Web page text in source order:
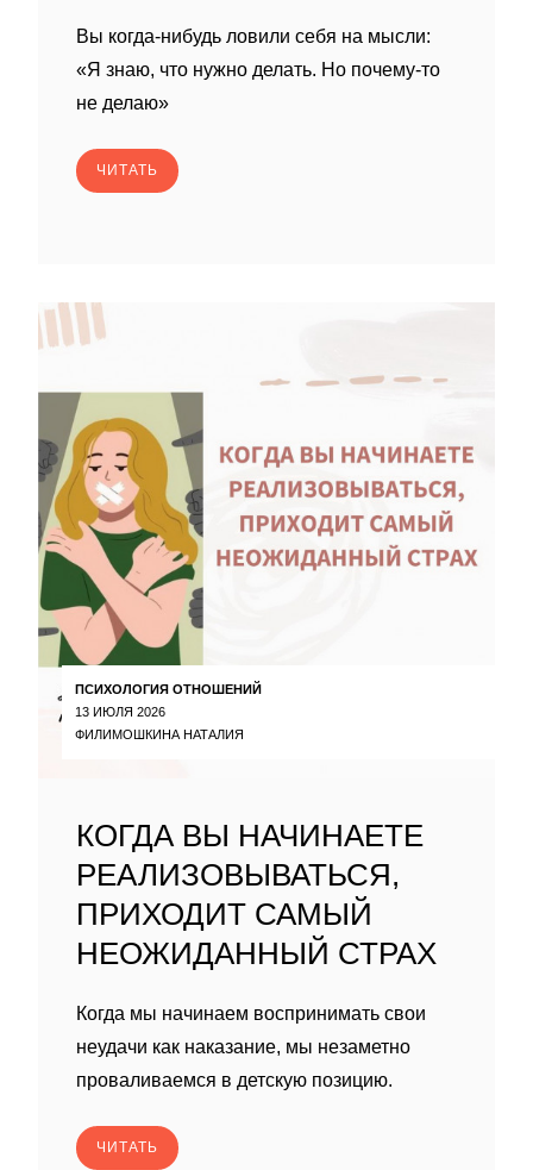
Вы когда-нибудь ловили себя на мысли:
«Я знаю, что нужно делать. Но почему-то
не делаю»
ЧИТАТЬ
ПСИХОЛОГИЯ ОТНОШЕНИЙ
13 ИЮЛЯ 2026
ФИЛИМОШКИНА НАТАЛИЯ
КОГДА ВЫ НАЧИНАЕТЕ
РЕАЛИЗОВЫВАТЬСЯ,
ПРИХОДИТ САМЫЙ
НЕОЖИДАННЫЙ СТРАХ
Когда мы начинаем воспринимать свои
неудачи как наказание, мы незаметно
проваливаемся в детскую позицию.
ЧИТАТЬ